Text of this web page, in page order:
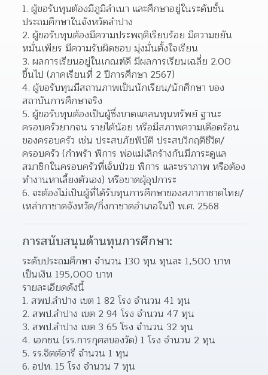
1. ผู้ขอรับทุนต้องมีภูมิลำเนา และศึกษาอยู่ในระดับชั้น
ประถมศึกษาในจังหวัดลำปาง
2. ผู้ขอรับทุนต้องมีความประพฤติเรียบร้อย มีความขยัน
หมั่นเพียร มีความรับผิดชอบ มุ่งมั่นตั้งใจเรียน
3. ผลการเรียนอยู่ในเกณฑ์ดี มีผลการเรียนเฉลี่ย 2.00
ขึ้นไป (ภาคเรียนที่ 2 ปีการศึกษา 2567)
4. ผู้ขอรับทุนมีสถานภาพเป็นนักเรียน/นักศึกษา ของ
สถาบันการศึกษาจริง
5. ผู้ขอรับทุนต้องเป็นผู้ซึ่งขาดแคลนทุนทรัพย์ ฐานะ
ครอบครัวยากจน รายได้น้อย หรือมีสภาพความเดือดร้อน
ของครอบครัว เช่น ประสบภัยพิบัติ ประสบวิกฤติชีวิต/
ครอบครัว (กำพร้า พิการ พ่อแม่เลิกร้างกันมีภาระดูแล
สมาชิกในครอบครัวที่เจ็บป่วย พิการ และชราภาพ หรือต้อง
ทำงานหาเลี้ยงตัวเอง) หรือขาดผุ้อุปการะ
6. จะต้องไม่เป็นผู้ที่ได้รับทุนการศึกษาของสภากาชาดไทย/
เหล่ากาชาดจังหวัด/กิ่งกาชาดอำเภอในปี พ.ศ. 2568
การสนับสนุนด้านทุนการศึกษา:
ระดับประถมศึกษา จํานวน 130 ทุน ทุนละ 1,500 บาท
เป็นเงิน 195,000 บาท
รายละเอียดดังนี้
1. สพป.ลำปาง เขต 1 82 โรง จำนวน 41 ทุน
2. สพป.ลำปาง เขต 2 94 โรง จำนวน 47 ทุน
3. สพป.ลำปาง เขต 3 65 โรง จำนวน 32 ทุน
4. เอกชน (รร.การกุศลของวัด) 1 โรง จำนวน 2 ทุน
5. รร.จิตต์อารี จำนวน 1 ทุน
6. อปท. 15 โรง จำนวน 7 ทุน